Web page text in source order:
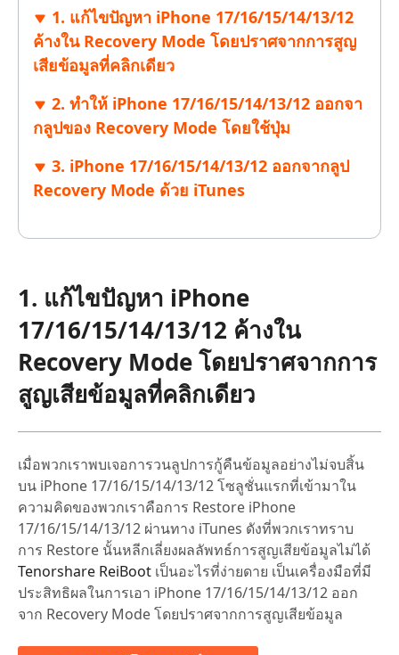
1. แก้ไขปัญหา iPhone 17/16/15/14/13/12
ค้างใน Recovery Mode โดยปราศจากการสูญ
เสียข้อมูลที่คลิกเดียว
2. ทำให้ iPhone 17/16/15/14/13/12 ออกจา
กลูปของ Recovery Mode โดยใช้ปุ่ม
3. iPhone 17/16/15/14/13/12 ออกจากลูป
Recovery Mode ด้วย iTunes
1. แก้ไขปัญหา iPhone
17/16/15/14/13/12 ค้างใน
Recovery Mode โดยปราศจากการ
สูญเสียข้อมูลที่คลิกเดียว
เมื่อพวกเราพบเจอการวนลูปการกู้คืนข้อมูลอย่างไม่จบสิ้น
บน iPhone 17/16/15/14/13/12 โซลูชั่นแรกที่เข้ามาใน
ความคิดของพวกเราคือการ Restore iPhone
17/16/15/14/13/12 ผ่านทาง iTunes ดังที่พวกเราทราบ
การ Restore นั้นหลีกเลี่ยงผลลัพทธ์การสูญเสียข้อมูลไม่ได้
Tenorshare ReiBoot เป็นอะไรที่ง่ายดาย เป็นเครื่องมือที่มี
ประสิทธิผลในการเอา iPhone 17/16/15/14/13/12 ออก
จาก Recovery Mode โดยปราศจากการสูญเสียข้อมูล